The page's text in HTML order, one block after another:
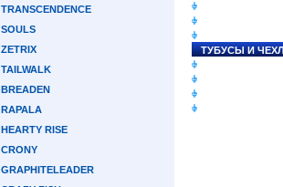
TRANSCENDENCE
SOULS
ZETRIX
TAILWALK
BREADEN
RAPALA
HEARTY RISE
CRONY
GRAPHITELEADER
ТУБУСЫ И